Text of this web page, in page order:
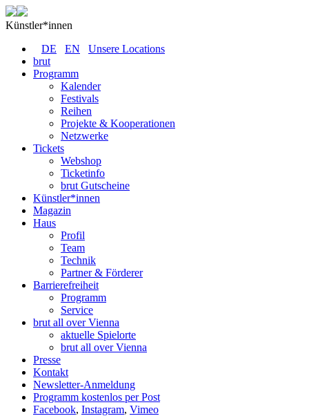
Künstler*innen
DE
EN
Unsere Locations
brut
Programm
Kalender
Festivals
Reihen
Projekte & Kooperationen
Netzwerke
Tickets
Webshop
Ticketinfo
brut Gutscheine
Künstler*innen
Magazin
Haus
Profil
Team
Technik
Partner & Förderer
Barrierefreiheit
Programm
Service
brut all over Vienna
aktuelle Spielorte
brut all over Vienna
Presse
Kontakt
Newsletter-Anmeldung
Programm kostenlos per Post
Facebook, Instagram, Vimeo